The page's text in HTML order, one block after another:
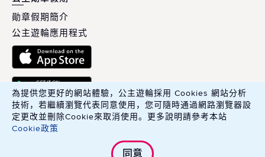
勛章假期簡介
公主遊輪應用程式
英商康年華旅行社股份有限公司臺灣分公司 Carnival PLC, Taiwan
為提供您更好的網站體驗，公主遊輪採用 Cookies 網站分析
技術，若繼續瀏覽代表同意使用，您可隨時通過網路瀏覽器設
定更改並刪除Cookie來取消使用。更多說明請參考本站
Cookie政策
同意